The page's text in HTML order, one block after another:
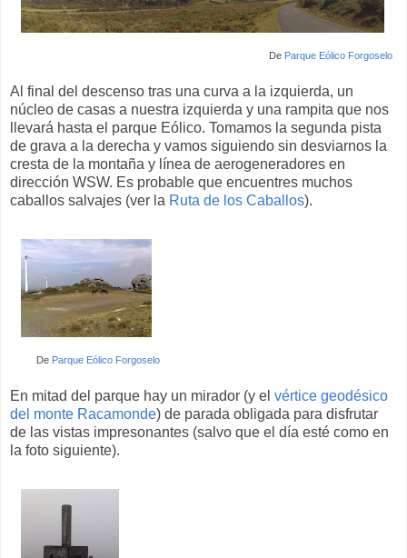
De Parque Eólico Forgoselo
Al final del descenso tras una curva a la izquierda, un
núcleo de casas a nuestra izquierda y una rampita que nos
llevará hasta el parque Eólico. Tomamos la segunda pista
de grava a la derecha y vamos siguiendo sin desviarnos la
cresta de la montaña y línea de aerogeneradores en
dirección WSW. Es probable que encuentres muchos
caballos salvajes (ver la Ruta de los Caballos).
De Parque Eólico Forgoselo
En mitad del parque hay un mirador (y el vértice geodésico
del monte Racamonde) de parada obligada para disfrutar
de las vistas impresonantes (salvo que el día esté como en
la foto siguiente).